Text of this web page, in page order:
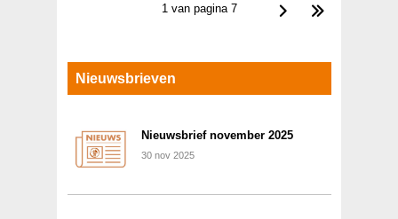
1 van pagina 7
Nieuwsbrieven
Nieuwsbrief november 2025
30 nov 2025